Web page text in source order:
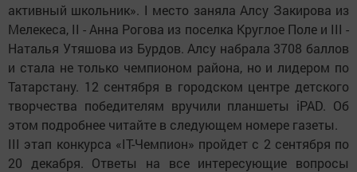
активный школьник». I место заняла Алсу Закирова из
Мелекеса, II - Анна Рогова из поселка Круглое Поле и III -
Наталья Утяшова из Бурдов. Алсу набрала 3708 баллов
и стала не только чемпионом района, но и лидером по
Татарстану. 12 сентября в городском центре детского
творчества победителям вручили планшеты iPAD. Об
этом подробнее читайте в следующем номере газеты.
III этап конкурса «IT-Чемпион» пройдет с 2 сентября по
20 декабря. Ответы на все интересующие вопросы